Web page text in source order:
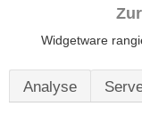
Widgetware
Analyse